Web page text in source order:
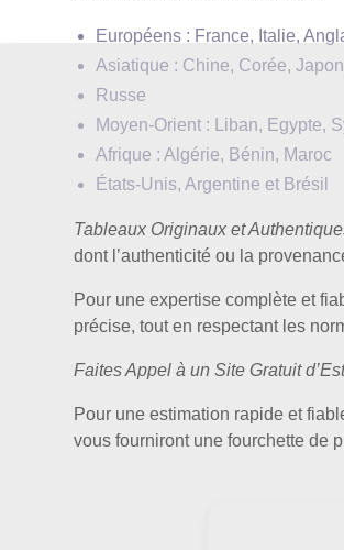
Européens : France, Italie,
Asiatique : Chine, Corée,
Russe
Moyen-Orient : Liban, Egypte,
Afrique : Algérie, Bénin, Maroc
États-Unis, Argentine et Brésil
Tableaux Originaux et
dont l’authenticité ou la
Pour une expertise complète et
précise, tout en respectant les
Faites Appel à un Site Gratuit
Pour une estimation rapide et
vous fourniront une fourchette de